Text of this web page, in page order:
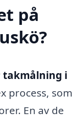
på
takmålning i
process, som
En av de